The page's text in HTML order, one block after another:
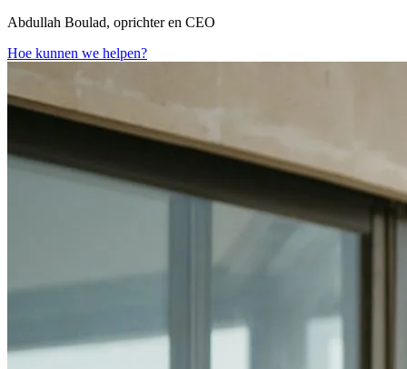
Abdullah Boulad, oprichter en CEO
Hoe kunnen we helpen?